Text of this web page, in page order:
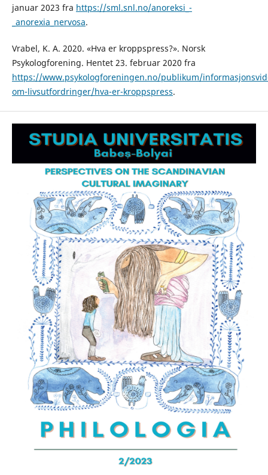
januar 2023 fra https://sml.snl.no/anoreksi_-
_anorexia_nervosa.
Vrabel, K. A. 2020. «Hva er kroppspress?». Norsk
Psykologforening. Hentet 23. februar 2020 fra
https://www.psykologforeningen.no/publikum/
om-livsutfordringer/hva-er-kroppspress.